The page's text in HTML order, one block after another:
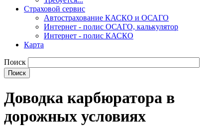
Страховой сервис
Автострахование КАСКО и ОСАГО
Интернет - полис ОСАГО, калькулятор
Интернет - полис КАСКО
Карта
Поиск
Доводка карбюратора в
дорожных условиях